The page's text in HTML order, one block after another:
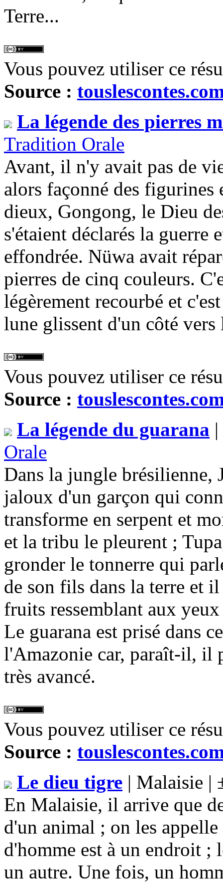
Terre...
Vous pouvez utiliser ce
Source :
La légende des pierres
Tradition Orale
Avant, il n'y avait pas de
alors façonné des
dieux, Gongong, le Dieu
s'étaient déclarés la guerre
effondrée. Nüwa avait
pierres de cinq couleurs.
légèrement recourbé et
lune glissent d'un côté vers
Vous pouvez utiliser ce
Source :
La légende du guarana
Orale
Dans la jungle brésilienne,
jaloux d'un garçon qui
transforme en serpent et
et la tribu le pleurent ;
gronder le tonnerre qui
de son fils dans la terre et
fruits ressemblant aux
Le guarana est prisé dans
l'Amazonie car, paraît-il, il
très avancé.
Vous pouvez utiliser ce
Source :
Le dieu tigre | Malaisie |
En Malaisie, il arrive que
d'un animal ; on les
d'homme est à un endroit ;
un autre. Une fois, un